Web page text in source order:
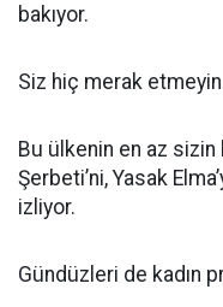
bakıyor.
Siz hiç merak
Bu ülkenin en az sizin
Şerbeti’ni, Yasak
izliyor.
Gündüzleri de kadın